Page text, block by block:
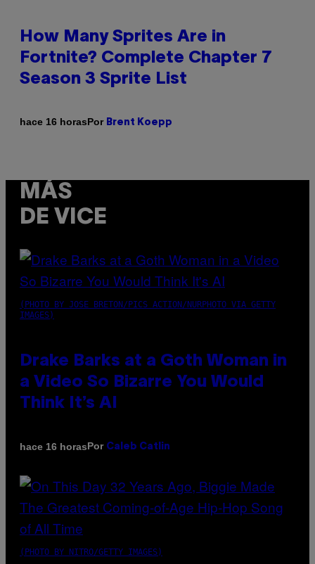
How Many Sprites Are in
Fortnite? Complete Chapter 7
Season 3 Sprite List
hace 16 horasPor Brent Koepp
MÁS
DE VICE
(PHOTO BY JOSE BRETON/PICS ACTION/NURPHOTO VIA GETTY
IMAGES)
Drake Barks at a Goth Woman in
a Video So Bizarre You Would
Think It’s AI
hace 16 horasPor Caleb Catlin
(PHOTO BY NITRO/GETTY IMAGES)